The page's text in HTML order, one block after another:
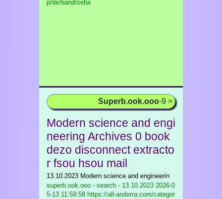
p/de/band/seba
Superb.ook.ooo-9 >
Modern science and engi
neering Archives 0 book
dezo disconnect extracto
r fsou hsou mail
13.10.2023 Modern science and engineerin
superb.ook.ooo - search - 13.10.2023 2026-0
5-13 11:59:58 https://all-andorra.com/categor